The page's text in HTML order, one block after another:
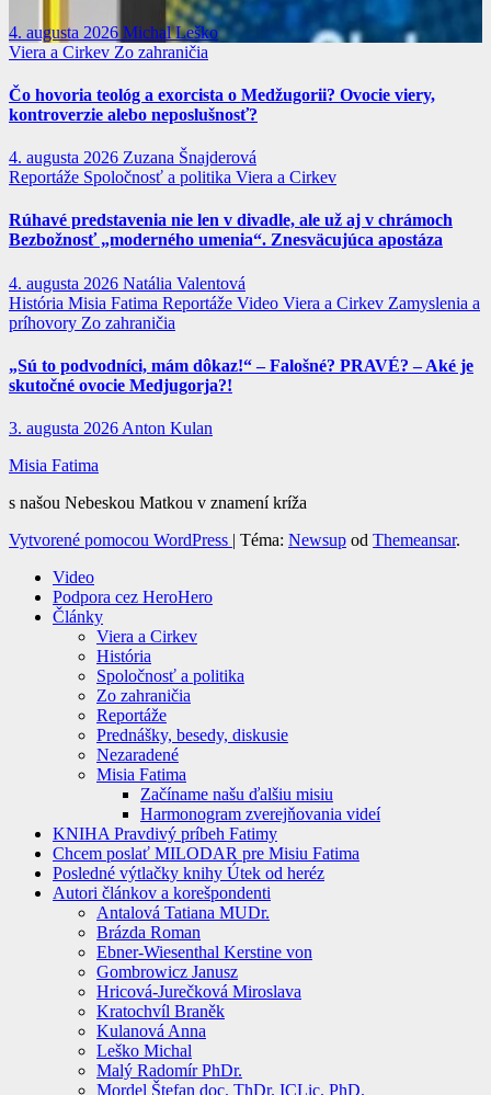
4. augusta 2026 Michal Leško
Viera a Cirkev Zo zahraničia
Čo hovoria teológ a exorcista o Medžugorii? Ovocie viery,
kontroverzie alebo neposlušnosť?
4. augusta 2026 Zuzana Šnajderová
Reportáže Spoločnosť a politika Viera a Cirkev
Rúhavé predstavenia nie len v divadle, ale už aj v chrámoch
Bezbožnosť „moderného umenia“. Znesväcujúca apostáza
4. augusta 2026 Natália Valentová
História Misia Fatima Reportáže Video Viera a Cirkev Zamyslenia a
príhovory Zo zahraničia
„Sú to podvodníci, mám dôkaz!“ – Falošné? PRAVÉ? – Aké je
skutočné ovocie Medjugorja?!
3. augusta 2026 Anton Kulan
Misia Fatima
s našou Nebeskou Matkou v znamení kríža
Vytvorené pomocou WordPress | Téma: Newsup od Themeansar.
Video
Podpora cez HeroHero
Články
Viera a Cirkev
História
Spoločnosť a politika
Zo zahraničia
Reportáže
Prednášky, besedy, diskusie
Nezaradené
Misia Fatima
Začíname našu ďalšiu misiu
Harmonogram zverejňovania videí
KNIHA Pravdivý príbeh Fatimy
Chcem poslať MILODAR pre Misiu Fatima
Posledné výtlačky knihy Útek od heréz
Autori článkov a korešpondenti
Antalová Tatiana MUDr.
Brázda Roman
Ebner-Wiesenthal Kerstine von
Gombrowicz Janusz
Hricová-Jurečková Miroslava
Kratochvíl Braněk
Kulanová Anna
Leško Michal
Malý Radomír PhDr.
Mordel Štefan doc. ThDr. ICLic. PhD.